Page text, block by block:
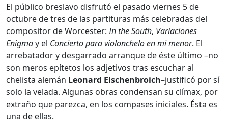
El público breslavo disfrutó el pasado viernes 5 de
octubre de tres de las partituras más celebradas del
compositor de Worcester:In the South, Variaciones
Enigmay el Concierto para violonchelo en mi menor. El
arrebatador y desgarrado arranque de éste último –no
son meros epítetos los adjetivos tras escuchar al
chelista alemán Leonard Elschenbroich–justificó por sí
solo la velada. Algunas obras condensan su clímax, por
extraño que parezca, en los compases iniciales. Ésta es
una de ellas.